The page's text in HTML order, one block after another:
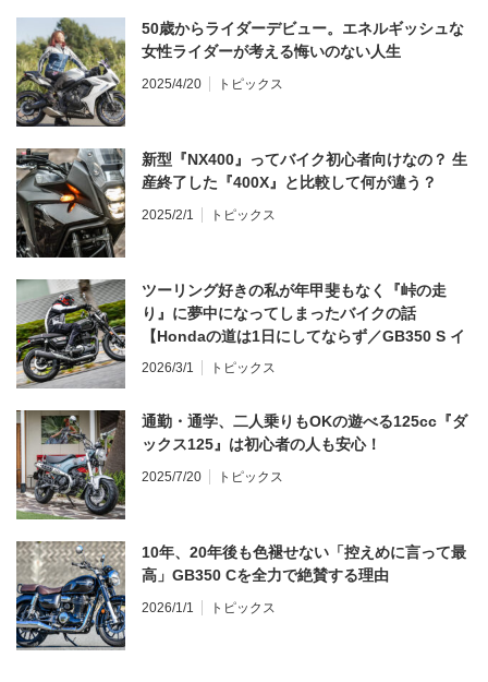
50歳からライダーデビュー。エネルギッシュな
女性ライダーが考える悔いのない人生
2025/4/20 トピックス
新型『NX400』ってバイク初心者向けなの？ 生
産終了した『400X』と比較して何が違う？
2025/2/1 トピックス
ツーリング好きの私が年甲斐もなく『峠の走
り』に夢中になってしまったバイクの話
【Hondaの道は1日にしてならず／GB350 S イ
ンプレ・レビュー 前編】
2026/3/1 トピックス
通勤・通学、二人乗りもOKの遊べる125cc『ダ
ックス125』は初心者の人も安心！
2025/7/20 トピックス
10年、20年後も色褪せない「控えめに言って最
高」GB350 Cを全力で絶賛する理由
2026/1/1 トピックス